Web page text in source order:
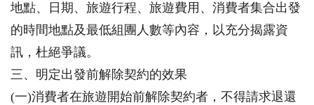
地點、日期、旅遊行程、旅遊費用、消費者集合出發
的時間地點及最低組團人數等內容，以充分揭露資
訊，杜絕爭議。
三、明定出發前解除契約的效果
(一)消費者在旅遊開始前解除契約者，不得請求退還